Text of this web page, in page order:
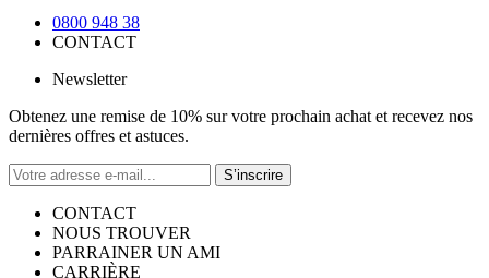
0800 948 38
CONTACT
Newsletter
Obtenez une remise de 10% sur votre prochain achat et recevez nos
dernières offres et astuces.
S’inscrire
CONTACT
NOUS TROUVER
PARRAINER UN AMI
CARRIÈRE